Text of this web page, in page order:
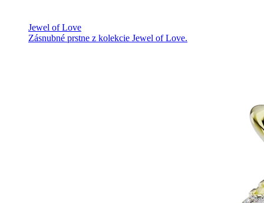
Jewel of Love
Zásnubné prstne z kolekcie Jewel of Love.